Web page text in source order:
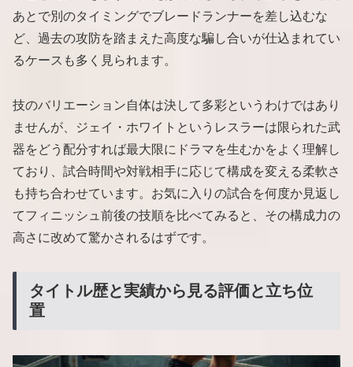
あとで別のタイミングでブレードランナーを差し込むな
ど、過去の攻防を踏まえた高度な騙し合いが仕込まれてい
るケースも多く見られます。
技のバリエーション自体は決して多彩というわけではあり
ませんが、ジェイ・ホワイトというレスラーは限られた武
器をどう配分すれば最大限にドラマを生むかをよく理解し
ており、試合時間や対戦相手に応じて構成を変える柔軟さ
も持ち合わせています。お気に入りの試合を何度か見返し
てフィニッシュ前後の技順を比べてみると、その構成力の
高さに改めて驚かされるはずです。
タイトル歴と実績から見る評価と立ち位
置